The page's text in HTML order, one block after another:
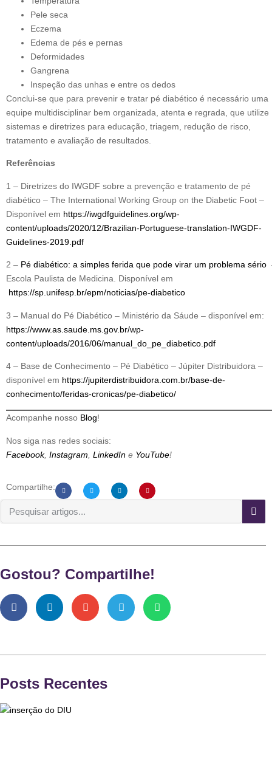
Pele seca
Eczema
Edema de pés e pernas
Deformidades
Gangrena
Inspeção das unhas e entre os dedos
Conclui-se que para prevenir e tratar pé diabético é necessário uma
equipe multidisciplinar bem organizada, atenta e regrada, que utilize
sistemas e diretrizes para educação, triagem, redução de risco,
tratamento e avaliação de resultados.
Referências
1 – Diretrizes do IWGDF sobre a prevenção e tratamento de pé
diabético – The International Working Group on the Diabetic Foot –
Disponível em https://iwgdfguidelines.org/wp-
content/uploads/2020/12/Brazilian-Portuguese-translation-IWGDF-
Guidelines-2019.pdf
2 – Pé diabético: a simples ferida que pode virar um problema sério
Escola Paulista de Medicina. Disponível em
https://sp.unifesp.br/epm/noticias/pe-diabetico
3 – Manual do Pé Diabético – Ministério da Sáude – disponível em:
https://www.as.saude.ms.gov.br/wp-
content/uploads/2016/06/manual_do_pe_diabetico.pdf
4 – Base de Conhecimento – Pé Diabético – Júpiter Distribuidora –
disponível em https://jupiterdistribuidora.com.br/base-de-
conhecimento/feridas-cronicas/pe-diabetico/
Acompanhe nosso Blog!
Nos siga nas redes sociais:
Facebook, Instagram LinkedIn e YouTube!
Compartilhe:
Gostou? Compartilhe!
Posts Recentes